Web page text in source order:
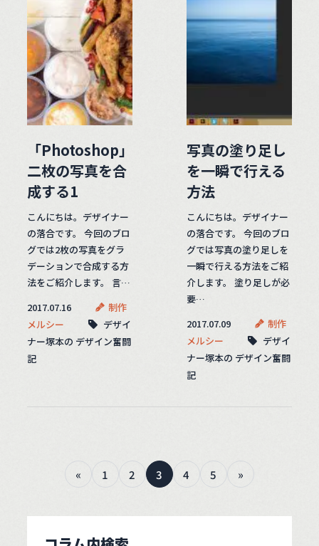
「Photoshop」
二枚の写真を合
成する1
こんにちは。デザイナー
の落合です。 今回のブロ
グでは2枚の写真をグラ
デーションで合成する方
法をご紹介します。 言…
2017.07.16
制作
メルシー
デザイ
ナー塚本の デザイン奮闘
記
写真の塗り足し
を一瞬で行える
方法
こんにちは。デザイナー
の落合です。 今回のブロ
グでは写真の塗り足しを
一瞬で行える方法をご紹
介します。 塗り足しが必
要…
2017.07.09
制作
メルシー
デザイ
ナー塚本の デザイン奮闘
記
« 1 2 3 4 5 »